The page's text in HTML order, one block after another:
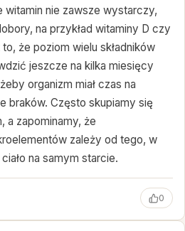
witamin nie zawsze wystarczy,
na przykład witaminy D czy
że poziom wielu składników
jeszcze na kilka miesięcy
organizm miał czas na
braków. Często skupiamy się
a zapominamy, że
zależy od tego, w
na samym starcie.
0